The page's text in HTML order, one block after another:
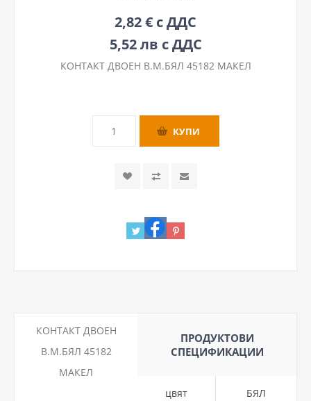
2,82 € с ДДС
5,52 лв с ДДС
КОНТАКТ ДВОЕН В.М.БЯЛ 45182 МАКЕЛ
КОНТАКТ ДВОЕН
В.М.БЯЛ 45182
МАКЕЛ
ПРОДУКТОВИ
СПЕЦИФИКАЦИИ
цвят БЯЛ